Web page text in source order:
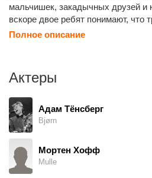
мальчишек, закадычных друзей
вскоре двое ребят понимают, что
сознательно стремится к
мальчишек вынужден заплатить
Полное описание
Актеры
Адам Тёнсберг
Bjørn
Мортен Хофф
Mulle